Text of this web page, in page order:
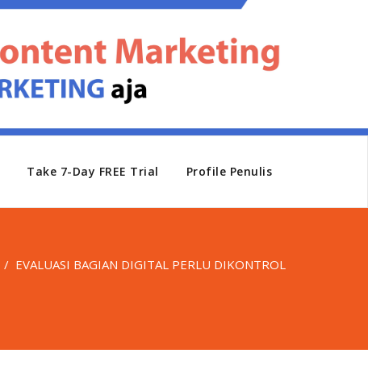
Take 7-Day FREE Trial Profile Penulis
/ EVALUASI BAGIAN DIGITAL PERLU DIKONTROL